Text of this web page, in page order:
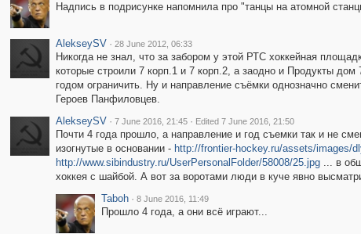
Надпись в подрисунке напомнила про "танцы на атомной
AlekseySV · 28 June 2012, 06:33
Никогда не знал, что за забором у этой РТС хоккейная
которые строили 7 корп.1 и 7 корп.2, а заодно и Продукты
годом ограничить. Ну и направление съёмки однозначно
Героев Панфиловцев.
AlekseySV · 7 June 2016, 21:45 · Edited 7 June 2016, 21:50
Почти 4 года прошло, а направление и год съемки так и не
изогнутые в основании - http://frontier-hockey.ru/assets/images/
http://www.sibindustry.ru/UserPersonalFolder/58008/25.jpg... в
хоккея с шайбой. А вот за воротами люди в куче явно
Taboh · 8 June 2016, 11:49
Прошло 4 года, а они всё играют...